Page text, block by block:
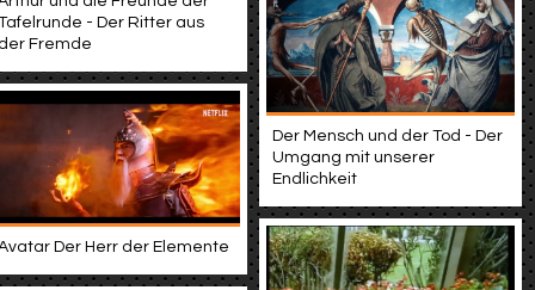
- Der Ritter aus
Fremde
Der Mensch und der Tod - Der
Umgang mit unserer
Endlichkeit
Der Herr der Elemente